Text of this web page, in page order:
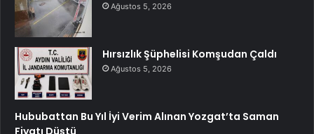
Ağustos 5, 2026
Hırsızlık Şüphelisi Komşudan Çaldı
Ağustos 5, 2026
Hububattan Bu Yıl İyi Verim Alınan Yozgat’ta Saman